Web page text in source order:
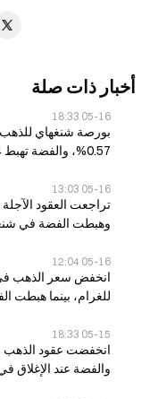
أخبار ذات صلة
05-16 18:33
بورصة شنغهاي
0.57%، والفضة تهبط 4.64% في 15 مايو
05-16 13:03
تراجعت العقود
وهبطت الفضة في
05-16 12:04
للغرام، بينما هبطت الفضة بنسبة
05-15 18:33
والفضة عند الإغلاق في 15